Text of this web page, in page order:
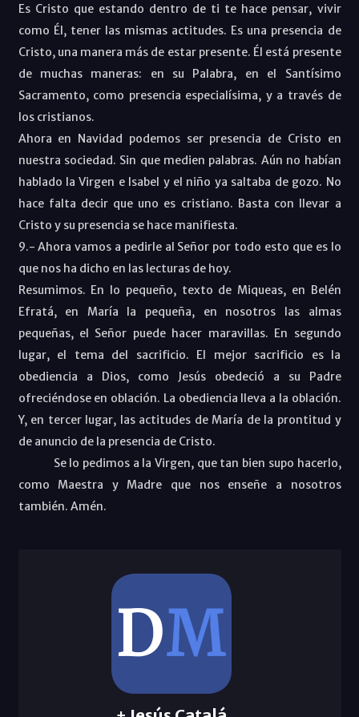
Es Cristo que estando dentro de ti te hace pensar, vivir
como Él, tener las mismas actitudes. Es una presencia de
Cristo, una manera más de estar presente. Él está presente
de muchas maneras: en su Palabra, en el Santísimo
Sacramento, como presencia especialísima, y a través de
los cristianos.
Ahora en Navidad podemos ser presencia de Cristo en
nuestra sociedad. Sin que medien palabras. Aún no habían
hablado la Virgen e Isabel y el niño ya saltaba de gozo. No
hace falta decir que uno es cristiano. Basta con llevar a
Cristo y su presencia se hace manifiesta.
9.- Ahora vamos a pedirle al Señor por todo esto que es lo
que nos ha dicho en las lecturas de hoy.
Resumimos. En lo pequeño, texto de Miqueas, en Belén
Efratá, en María la pequeña, en nosotros las almas
pequeñas, el Señor puede hacer maravillas. En segundo
lugar, el tema del sacrificio. El mejor sacrificio es la
obediencia a Dios, como Jesús obedeció a su Padre
ofreciéndose en oblación. La obediencia lleva a la oblación.
Y, en tercer lugar, las actitudes de María de la prontitud y
de anuncio de la presencia de Cristo.
Se lo pedimos a la Virgen, que tan bien supo hacerlo,
como Maestra y Madre que nos enseñe a nosotros
también. Amén.